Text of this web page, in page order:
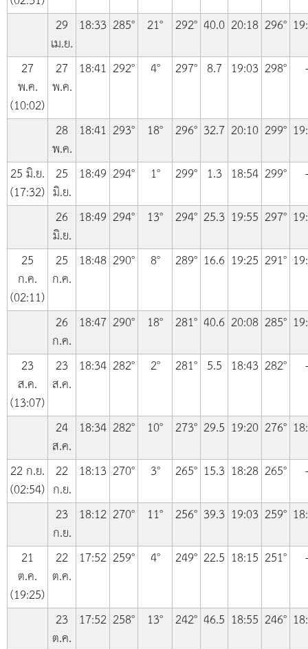
29
เม.ย.
18:33 285° 21° 292° 40.0 20:18 296°
27
พ.ค.
(10:02)
27
พ.ค.
18:41 292° 4° 297° 8.7 19:03 298° -
28
พ.ค.
18:41 293° 18° 296° 32.7 20:10 299°
25 มิ.ย.
(17:32)
25
มิ.ย.
18:49 294° 1° 299° 1.3 18:54 299°
-
26
มิ.ย.
18:49 294° 13° 294° 25.3 19:55 297°
25
ก.ค.
(02:11)
25
ก.ค.
18:48 290° 8° 289° 16.6 19:25 291°
26
ก.ค.
18:47 290° 18° 281° 40.6 20:08 285°
23
ส.ค.
(13:07)
23
ส.ค.
18:34 282° 2° 281° 5.5 18:43 282° -
24
ส.ค.
18:34 282° 10° 273° 29.5 19:20 276°
22 ก.ย.
(02:54)
22
ก.ย.
18:13 270° 3° 265° 15.3 18:28 265°
-
23
ก.ย.
18:12 270° 11° 256° 39.3 19:03 259°
21
ต.ค.
(19:25)
22
ต.ค.
17:52 259° 4° 249° 22.5 18:15 251° -
23
ต.ค.
17:52 258° 13° 242° 46.5 18:55 246°